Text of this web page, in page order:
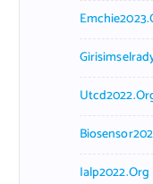
Ialp2022.org